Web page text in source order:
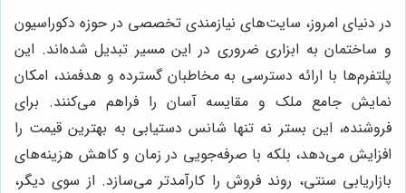
در دنیای امروز، سایت‌های نیازمندی تخصصی در حوزه دکوراسیون
و ساختمان به ابزاری ضروری در این مسیر تبدیل شده‌اند. این
پلتفرم‌ها با ارائه دسترسی به مخاطبان گسترده و هدفمند، امکان
نمایش جامع ملک و مقایسه آسان را فراهم می‌کنند. برای
فروشنده، این بستر نه تنها شانس دستیابی به بهترین قیمت را
افزایش می‌دهد، بلکه با صرفه‌جویی در زمان و کاهش هزینه‌های
بازاریابی سنتی، روند فروش را کارآمدتر می‌سازد. از سوی دیگر،